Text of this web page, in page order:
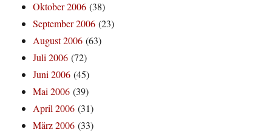
Oktober 2006 (38)
September 2006 (23)
August 2006 (63)
Juli 2006 (72)
Juni 2006 (45)
Mai 2006 (39)
April 2006 (31)
März 2006 (33)